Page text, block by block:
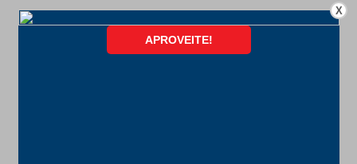
FORMAS DE PAGAMENTO
X